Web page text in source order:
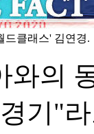
드클래스' 김연경.
와의
기"